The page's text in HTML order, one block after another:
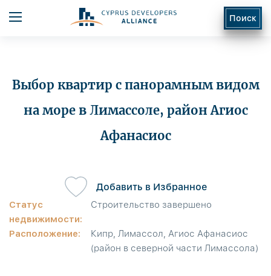
Поиск
Выбор квартир с панорамным видом
на море в Лимассоле, район Агиос
Афанасиос
Статус
недвижимости:
Строительство завершено
Расположение:
Кипр, Лимассол, Агиос Афанасиос
(район в северной части Лимассола)
Добавить в Избранное